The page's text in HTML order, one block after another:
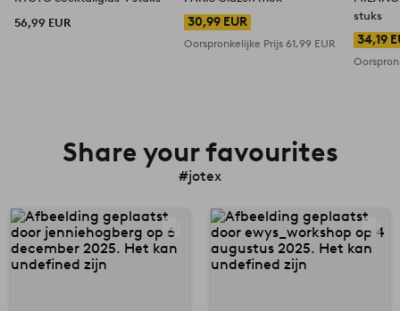
56,99 EUR
30,99 EUR
Oorspronkelijke Prijs61,99 EUR
stuks
34,19
Share your favourites
#jotex